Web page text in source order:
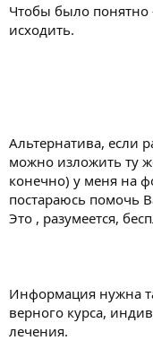
Чтобы было понятно
исходить.
Альтернатива, если
можно изложить ту
конечно) у меня на
постараюсь помочь
Это , разумеется,
Информация нужна
верного курса,
лечения.